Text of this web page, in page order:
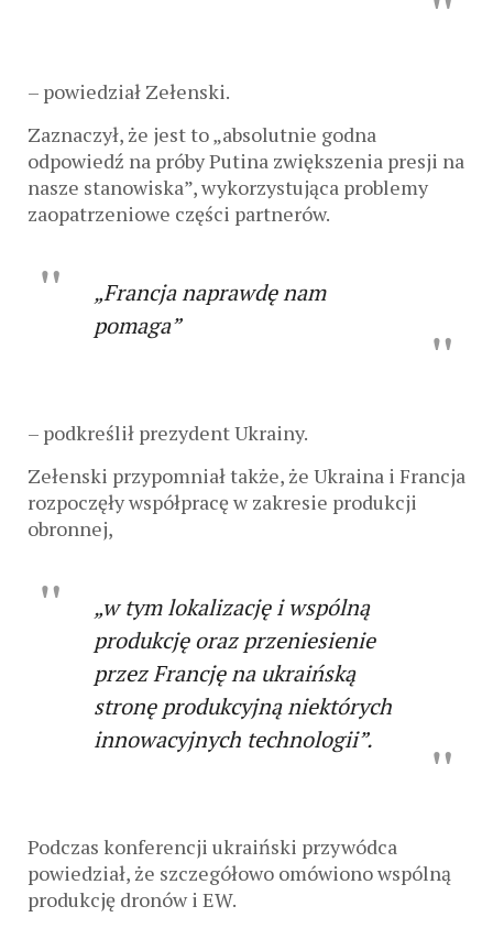
– powiedział Zełenski.
Zaznaczył, że jest to „absolutnie godna
odpowiedź na próby Putina zwiększenia presji na
nasze stanowiska”, wykorzystująca problemy
zaopatrzeniowe części partnerów.
„Francja naprawdę nam
pomaga”
– podkreślił prezydent Ukrainy.
Zełenski przypomniał także, że Ukraina i Francja
rozpoczęły współpracę w zakresie produkcji
obronnej,
„w tym lokalizację i wspólną
produkcję oraz przeniesienie
przez Francję na ukraińską
stronę produkcyjną niektórych
innowacyjnych technologii”.
Podczas konferencji ukraiński przywódca
powiedział, że szczegółowo omówiono wspólną
produkcję dronów i EW.